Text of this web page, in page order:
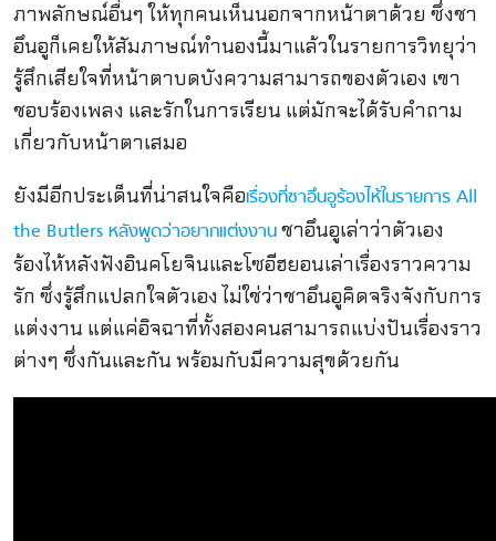
ภาพลักษณ์อื่นๆ ให้ทุกคนเห็นนอกจากหน้าตาด้วย ซึ่งชา
อึนอูก็เคยให้สัมภาษณ์ทำนองนี้มาแล้วในรายการวิทยุว่า
รู้สึกเสียใจที่หน้าตาบดบังความสามารถของตัวเอง เขา
ชอบร้องเพลง และรักในการเรียน แต่มักจะได้รับคำถาม
เกี่ยวกับหน้าตาเสมอ
ยังมีอีกประเด็นที่น่าสนใจคือเรื่องที่ชาอึนอูร้องไห้ในรายการ All
the Butlers หลังพูดว่าอยากแต่งงานชาอึนอูเล่าว่าตัวเอง
ร้องไห้หลังฟังอินคโยจินและโซอีฮยอนเล่าเรื่องราวความ
รัก ซึ่งรู้สึกแปลกใจตัวเอง ไม่ใช่ว่าชาอึนอูคิดจริงจังกับการ
แต่งงาน แต่แค่อิจฉาที่ทั้งสองคนสามารถแบ่งปันเรื่องราว
ต่างๆ ซึ่งกันและกัน พร้อมกับมีความสุขด้วยกัน